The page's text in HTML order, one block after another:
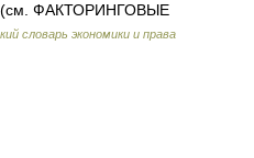
ФАКТОРИНГОВЫЕ
словарь экономики и права